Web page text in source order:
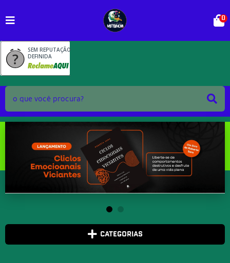
SEM REPUTAÇÃO
DEFINIDA
0
CATEGORIAS